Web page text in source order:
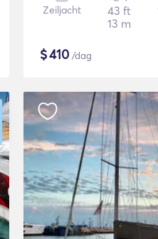
Zeiljacht
43 ft
13 m
$410 /dag